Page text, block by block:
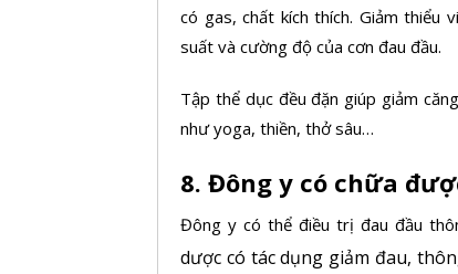
có gas, chất kích thích. Giảm thiểu
suất và cường độ của cơn đau đầu.
Tập thể dục đều đặn giúp giảm
như yoga, thiền, thở sâu…
8. Đông y có chữa
Đông y có thể điều trị đau đầu
dược có tác dụng giảm đau,